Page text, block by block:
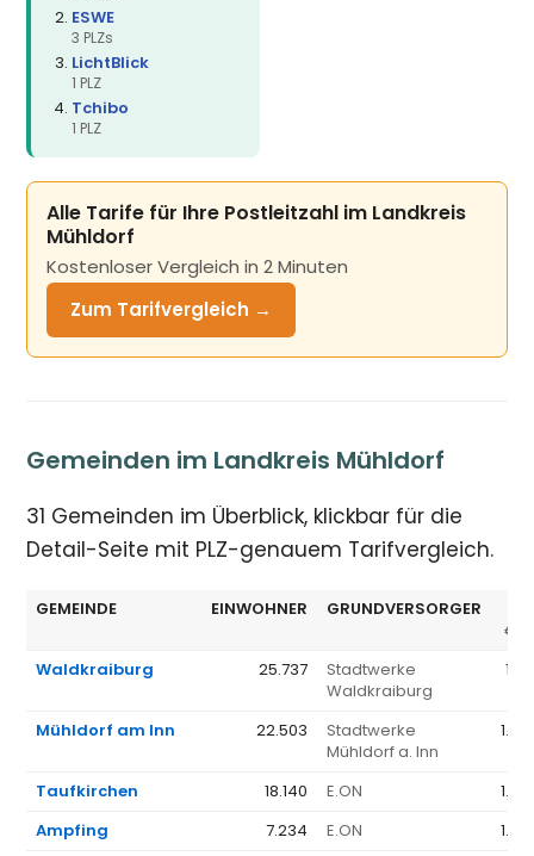
ESWE
3 PLZs
LichtBlick
1 PLZ
Tchibo
1 PLZ
Alle Tarife für Ihre Postleitzahl im Landkreis
Mühldorf
Kostenloser Vergleich in 2 Minuten
Zum Tarifvergleich →
Gemeinden im Landkreis Mühldorf
31 Gemeinden im Überblick, klickbar für die
Detail-Seite mit PLZ-genauem Tarifvergleich.
GEMEINDE EINWOHNER GRUNDVERSORGER
€/
Waldkraiburg 25.737
Stadtwerke
Waldkraiburg
Mühldorf am Inn 22.503
Stadtwerke
Mühldorf a. Inn
Taufkirchen 18.140 E.ON
Ampfing
7.234 E.ON